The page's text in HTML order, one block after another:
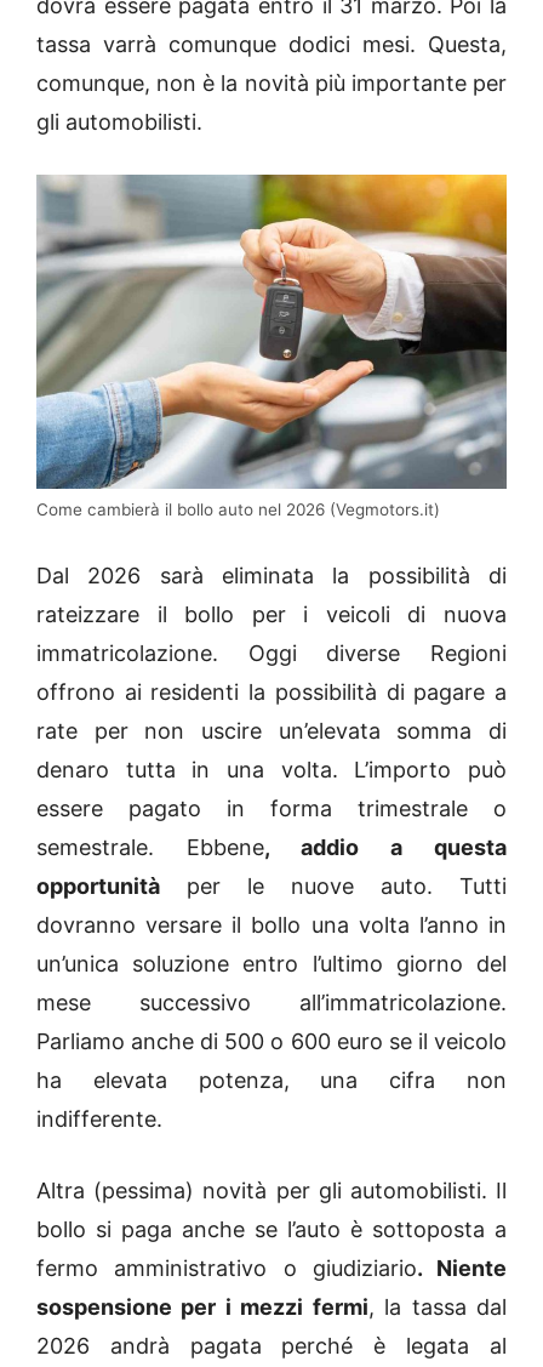
dovrà essere pagata entro il 31 marzo. Poi la
tassa varrà comunque dodici mesi. Questa,
comunque, non è la novità più importante per
gli automobilisti.
Come cambierà il bollo auto nel 2026 (Vegmotors.it)
Dal 2026 sarà eliminata la possibilità di
rateizzare il bollo per i veicoli di nuova
immatricolazione. Oggi diverse Regioni
offrono ai residenti la possibilità di pagare a
rate per non uscire un’elevata somma di
denaro tutta in una volta. L’importo può
essere pagato in forma trimestrale o
semestrale. Ebbene, addio a questa
opportunità per le nuove auto. Tutti
dovranno versare il bollo una volta l’anno in
un’unica soluzione entro l’ultimo giorno del
mese successivo all’immatricolazione.
Parliamo anche di 500 o 600 euro se il veicolo
ha elevata potenza, una cifra non
indifferente.
Altra (pessima) novità per gli automobilisti. Il
bollo si paga anche se l’auto è sottoposta a
fermo amministrativo o giudiziario. Niente
sospensione per i mezzi fermi, la tassa dal
2026 andrà pagata perché è legata al